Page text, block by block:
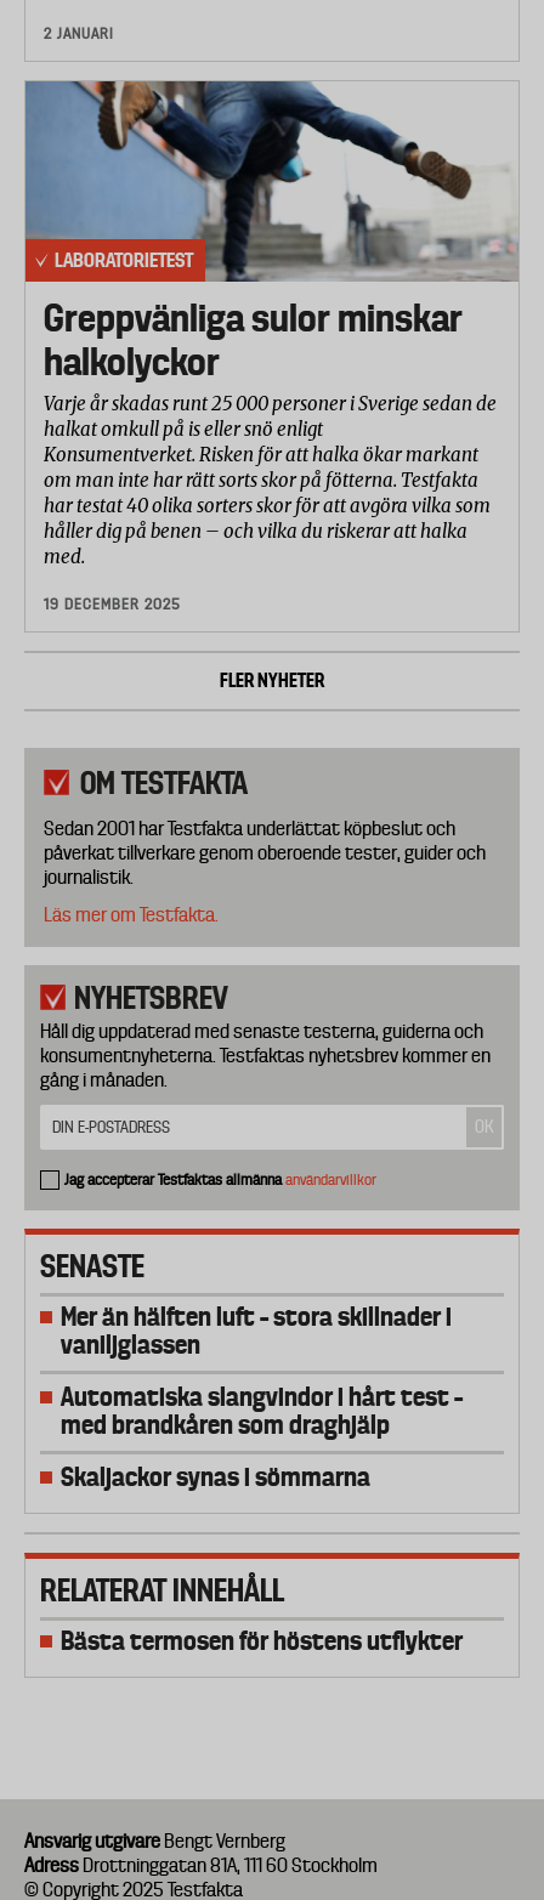
2 JANUARI
LABORATORIETEST
Greppvänliga sulor minskar
halkolyckor
Varje år skadas runt 25 000 personer i Sverige sedan de
halkat omkull på is eller snö enligt
Konsumentverket. Risken för att halka ökar markant
om man inte har rätt sorts skor på fötterna. Testfakta
har testat 40 olika sorters skor för att avgöra vilka som
håller dig på benen – och vilka du riskerar att halka
med.
19 DECEMBER 2025
FLER NYHETER
OM TESTFAKTA
Sedan 2001 har Testfakta underlättat köpbeslut och
påverkat tillverkare genom oberoende tester, guider och
journalistik.
Läs mer om Testfakta.
NYHETSBREV
Håll dig uppdaterad med senaste testerna, guiderna och
konsumentnyheterna. Testfaktas nyhetsbrev kommer en
gång i månaden.
Jag accepterar Testfaktas allmännaanvändarvillkor
SENASTE
Mer än hälften luft – stora skillnader i
vaniljglassen
Automatiska slangvindor i hårt test –
med brandkåren som draghjälp
Skaljackor synas i sömmarna
RELATERAT INNEHÅLL
Bästa termosen för höstens utflykter
Ansvarig utgivare Bengt Vernberg
Adress Drottninggatan 81A, 111 60 Stockholm
© Copyright 2025 Testfakta